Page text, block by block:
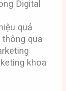
Digital
quả
qua
khoa